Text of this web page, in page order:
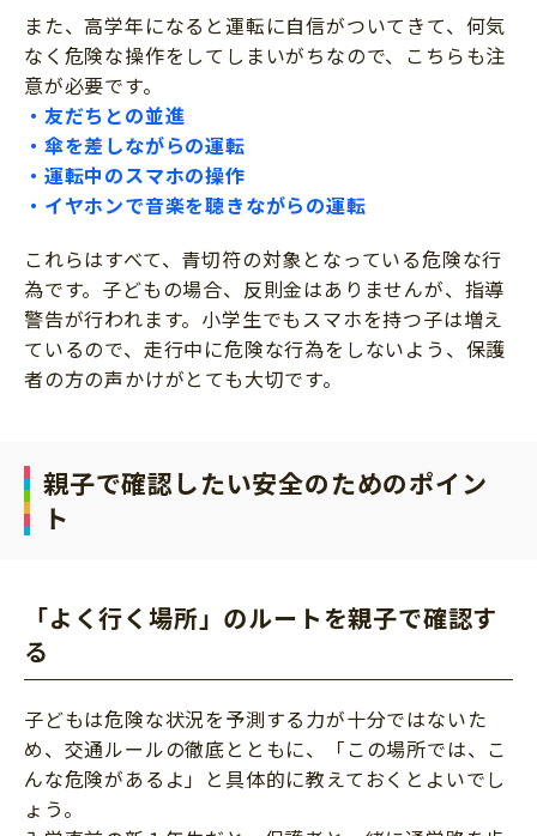
また、高学年になると運転に自信がついてきて、何気
なく危険な操作をしてしまいがちなので、こちらも注
意が必要です。
・友だちとの並進
・傘を差しながらの運転
・運転中のスマホの操作
・イヤホンで音楽を聴きながらの運転
これらはすべて、青切符の対象となっている危険な行
為です。子どもの場合、反則金はありませんが、指導
警告が行われます。小学生でもスマホを持つ子は増え
ているので、走行中に危険な行為をしないよう、保護
者の方の声かけがとても大切です。
親子で確認したい安全のためのポイン
ト
「よく行く場所」のルートを親子で確認す
る
子どもは危険な状況を予測する力が十分ではないた
め、交通ルールの徹底とともに、「この場所では、こ
んな危険があるよ」と具体的に教えておくとよいでし
ょう。